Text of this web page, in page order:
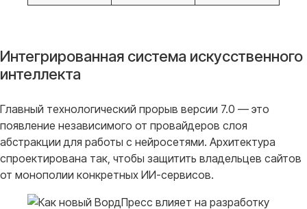
Интегрированная система искусственного
интеллекта
Главный технологический прорыв версии 7.0 — это
появление независимого от провайдеров слоя
абстракции для работы с нейросетями. Архитектура
спроектирована так, чтобы защитить владельцев сайтов
от монополии конкретных ИИ-сервисов.